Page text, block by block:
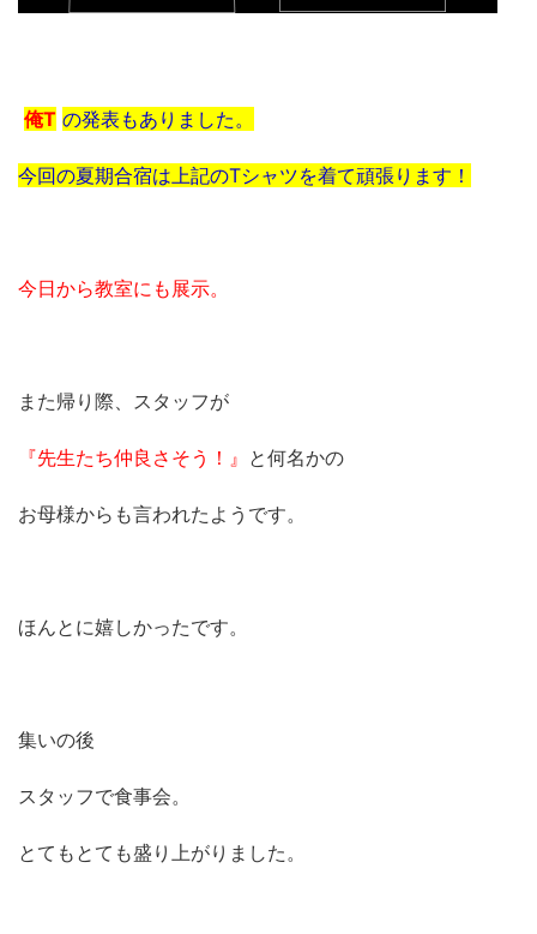
俺T の発表もありました。
今回の夏期合宿は上記のTシャツを着て頑張ります！
今日から教室にも展示。
また帰り際、スタッフが
『先生たち仲良さそう！』 と何名かの
お母様からも言われたようです。
ほんとに嬉しかったです。
集いの後
スタッフで食事会。
とてもとても盛り上がりました。